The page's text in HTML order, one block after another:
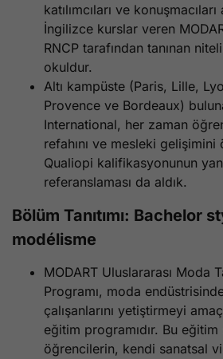
katılımcıları ve
İngilizce kurslar veren
RNCP tarafından tanınan
okuldur.
Altı kampüste (Paris, Lille,
Provence ve Bordeaux)
International, her zaman
refahını ve mesleki gelişimini
Qualiopi kalifikasyonunun
referanslaması da aldık.
Bölüm Tanıtımı: Bachelor
modélisme
MODART Uluslararası Moda
Programı, moda
çalışanlarını yetiştirmeyi
eğitim programıdır. Bu eğitim
öğrencilerin, kendi sanatsal